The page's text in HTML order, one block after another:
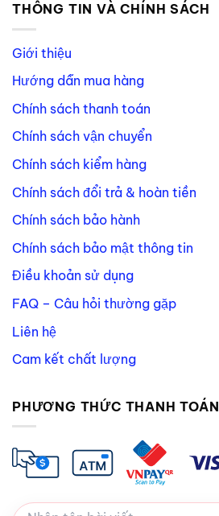
THÔNG TIN VÀ CHÍNH SÁCH
Giới thiệu
Hướng dẫn mua hàng
Chính sách thanh toán
Chính sách vận chuyển
Chính sách kiểm hàng
Chính sách đổi trả & hoàn tiền
Chính sách bảo hành
Chính sách bảo mật thông tin
Điều khoản sử dụng
FAQ – Câu hỏi thường gặp
Liên hệ
Cam kết chất lượng
PHƯƠNG THỨC THANH TOÁN